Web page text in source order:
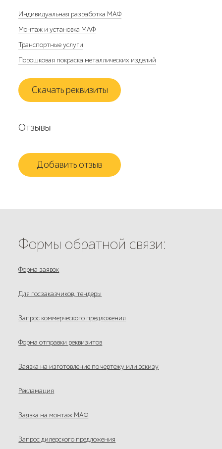
Индивидуальная разработка МАФ
Монтаж и установка МАФ
Транспортные услуги
Порошковая покраска металлических изделий
Скачать реквизиты
Отзывы
Добавить отзыв
Формы обратной связи:
Форма заявок
Для госзаказчиков, тендеры
Запрос коммерческого предложения
Форма отправки реквизитов
Заявка на изготовление по чертежу или эскизу
Рекламация
Заявка на монтаж МАФ
Запрос дилерского предложения